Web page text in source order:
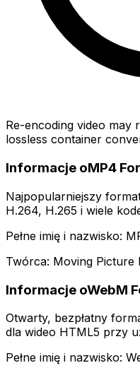
Re-encoding video may
lossless container
Informacje oMP4
Najpopularniejszy
H.264, H.265 i wiele
Pełne imię i nazwisko:
Twórca: Moving Picture
Informacje oWebM
Otwarty, bezpłatny
dla wideo HTML5 przy
Pełne imię i nazwisko: